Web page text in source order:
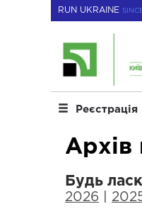
RUN UKRAINE
Реєстрація
Архів
Будь
2026